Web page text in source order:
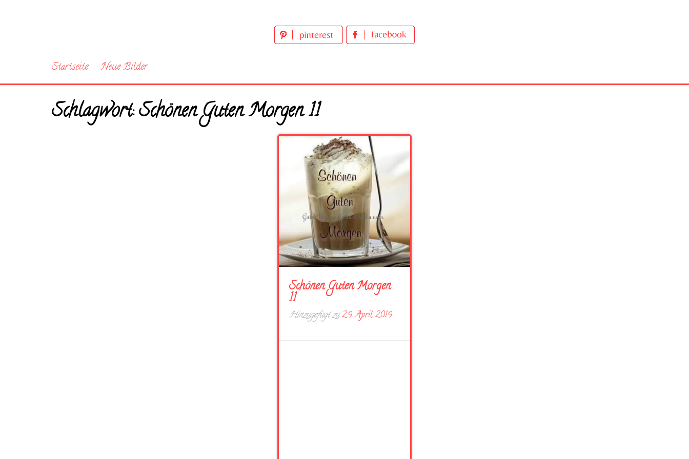
Startseite Neue Bilder
Schlagwort:Schönen Guten Morgen 11
Schönen Guten Morgen
11
Hinzugefügt zu29. April 2019